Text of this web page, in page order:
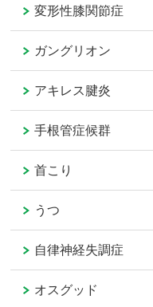
変形性膝関節症
ガングリオン
アキレス腱炎
手根管症候群
首こり
うつ
自律神経失調症
オスグッド